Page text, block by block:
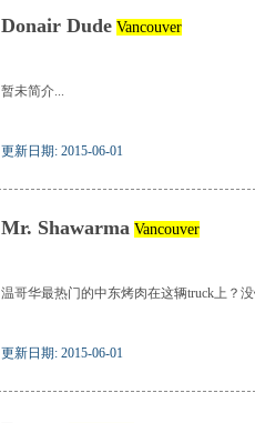
Donair Dude Vancouver
暂未简介...
更新日期: 2015-06-01
Mr. Shawarma Vancouver
温哥华最热门的中东烤肉在这辆truck上？
更新日期: 2015-06-01